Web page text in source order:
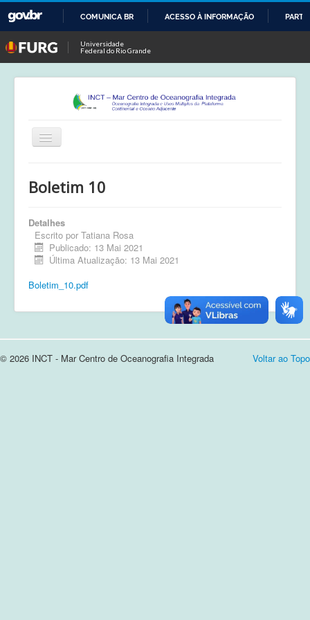
O
CONTEÚDO
COMUNICA BR ACESSO À INFORMAÇÃO
Universidade
Federal do Rio Grande
Alternar
Navegação
Calendário
Equipe
Boletim
Login
Boletim 10
Detalhes
Escrito por Tatiana Rosa
Publicado: 13 Mai 2021
Última Atualização: 13 Mai 2021
Boletim_10.pdf
Voltar ao Topo
© 2026 INCT - Mar Centro de Oceanografia Integrada